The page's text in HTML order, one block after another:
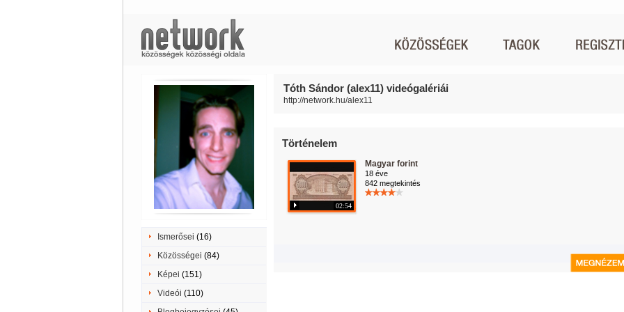
Ismerősei (16)
Közösségei (84)
Képei (151)
Videói (110)
Tóth Sándor (alex11) videógalériái
http://network.hu/alex11
Történelem
02:54
Magyar forint
18 éve
842 megtekintés